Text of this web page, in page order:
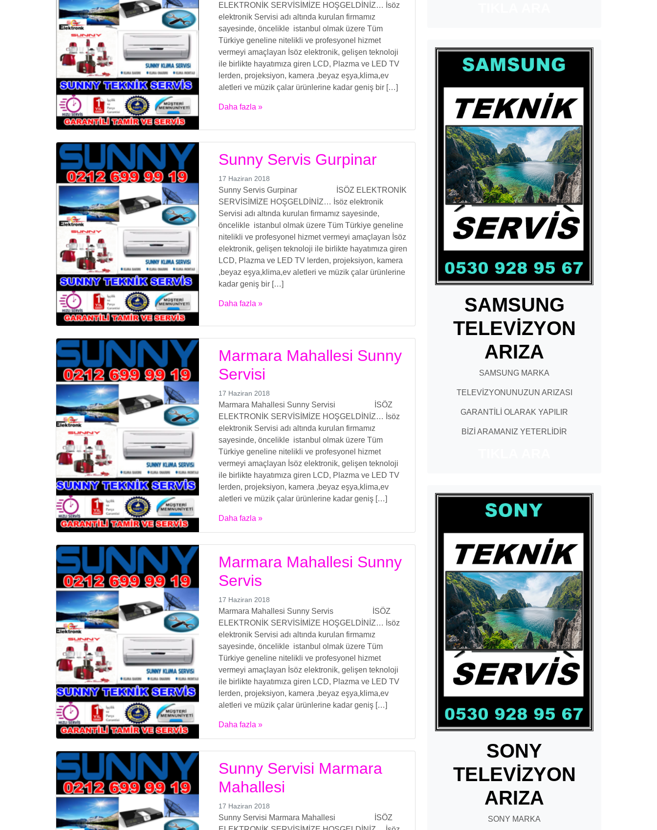
ELEKTRONİK SERVİSİMİZE HOŞGELDİNİZ… İsöz
elektronik Servisi adı altında kurulan firmamız
sayesinde, öncelikle istanbul olmak üzere Tüm
Türkiye geneline nitelikli ve profesyonel hizmet
vermeyi amaçlayan İsöz elektronik, gelişen teknoloji
ile birlikte hayatımıza giren LCD, Plazma ve LED TV
lerden, projeksiyon, kamera ,beyaz eşya,klima,ev
aletleri ve müzik çalar ürünlerine kadar geniş bir […]
Daha fazla »
Sunny Servis Gurpinar
17 Haziran 2018
Sunny Servis Gurpinar İSÖZ ELEKTRONİK
SERVİSİMİZE HOŞGELDİNİZ… İsöz elektronik
Servisi adı altında kurulan firmamız sayesinde,
öncelikle istanbul olmak üzere Tüm Türkiye geneline
nitelikli ve profesyonel hizmet vermeyi amaçlayan İsöz
elektronik, gelişen teknoloji ile birlikte hayatımıza giren
LCD, Plazma ve LED TV lerden, projeksiyon, kamera
,beyaz eşya,klima,ev aletleri ve müzik çalar ürünlerine
kadar geniş bir […]
Daha fazla »
Marmara Mahallesi Sunny
Servisi
17 Haziran 2018
Marmara Mahallesi Sunny Servisi İSÖZ
ELEKTRONİK SERVİSİMİZE HOŞGELDİNİZ… İsöz
elektronik Servisi adı altında kurulan firmamız
sayesinde, öncelikle istanbul olmak üzere Tüm
Türkiye geneline nitelikli ve profesyonel hizmet
vermeyi amaçlayan İsöz elektronik, gelişen teknoloji
ile birlikte hayatımıza giren LCD, Plazma ve LED TV
lerden, projeksiyon, kamera ,beyaz eşya,klima,ev
aletleri ve müzik çalar ürünlerine kadar geniş […]
Daha fazla »
Marmara Mahallesi Sunny
Servis
17 Haziran 2018
Marmara Mahallesi Sunny Servis İSÖZ
ELEKTRONİK SERVİSİMİZE HOŞGELDİNİZ… İsöz
elektronik Servisi adı altında kurulan firmamız
sayesinde, öncelikle istanbul olmak üzere Tüm
Türkiye geneline nitelikli ve profesyonel hizmet
vermeyi amaçlayan İsöz elektronik, gelişen teknoloji
ile birlikte hayatımıza giren LCD, Plazma ve LED TV
lerden, projeksiyon, kamera ,beyaz eşya,klima,ev
aletleri ve müzik çalar ürünlerine kadar geniş […]
Daha fazla »
Sunny Servisi Marmara
Mahallesi
17 Haziran 2018
Sunny Servisi Marmara Mahallesi İSÖZ
SAMSUNG
TELEVİZYON
ARIZA
SAMSUNG MARKA
TELEVİZYONUNUZUN ARIZASI
GARANTİLİ OLARAK YAPILIR
BİZİ ARAMANIZ YETERLİDİR
SONY
TELEVİZYON
ARIZA
SONY MARKA